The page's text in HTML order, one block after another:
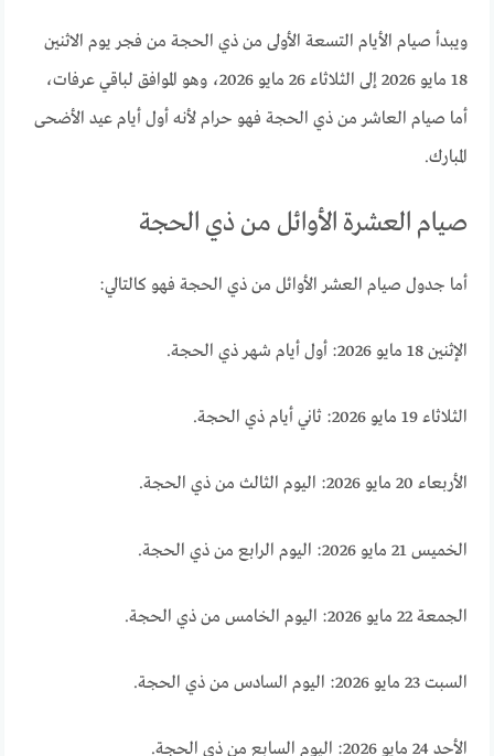
ويبدأ صيام الأيام التسعة الأولى من ذي الحجة من فجر يوم الاثنين
18 مايو 2026 إلى الثلاثاء 26 مايو 2026، وهو الموافق لباقي عرفات،
أما صيام العاشر من ذي الحجة فهو حرام لأنه أول أيام عيد الأضحى
المبارك.
صيام العشرة الأوائل من ذي الحجة
أما جدول صيام العشر الأوائل من ذي الحجة فهو كالتالي:
الإثنين 18 مايو 2026: أول أيام شهر ذي الحجة.
الثلاثاء 19 مايو 2026: ثاني أيام ذي الحجة.
الأربعاء 20 مايو 2026: اليوم الثالث من ذي الحجة.
الخميس 21 مايو 2026: اليوم الرابع من ذي الحجة.
الجمعة 22 مايو 2026: اليوم الخامس من ذي الحجة.
السبت 23 مايو 2026: اليوم السادس من ذي الحجة.
الأحد 24 مايو 2026: اليوم السابع من ذي الحجة.